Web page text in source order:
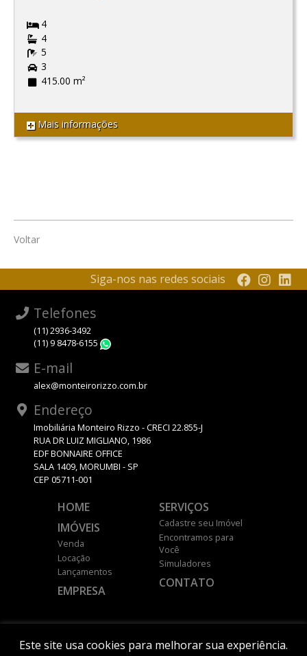
4
4
5
3
415.00 m²
Mais informações
Voltar
Este site usa cookies para melhorar sua experiência.
Siga-nos nas redes sociais
Telefones
(11) 2936-3492
(11) 9 8478-6155
E-mail
alex@monteirorizzo.com.br
Endereço
Imobiliária Monteiro Rizzo - CRECI 22.855-J
RUA DR LUIZ MIGLIANO, 1986
EDF BONNAIRE OFFICE
SALA 1409, MORUMBI - SP
CEP 05711-001
HOME
IMÓVEIS
Venda
Locação
Lançamentos
EMPRESA
SERVIÇOS
Cadastre seu Imóvel
Encontramos para
Você
Simuladores
CONTATO